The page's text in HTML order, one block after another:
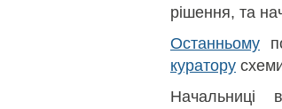
рішення, та
Останньому
куратору
Начальниці